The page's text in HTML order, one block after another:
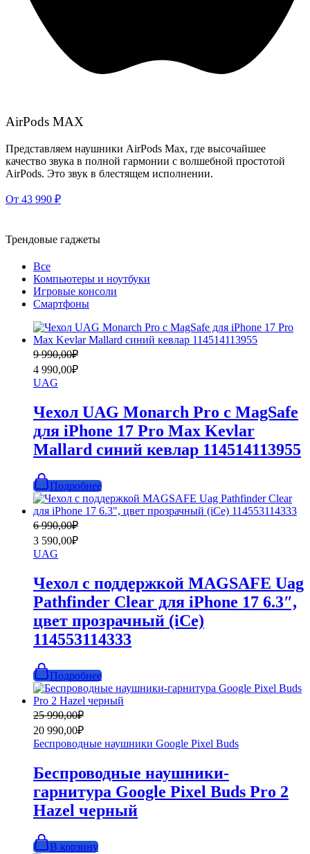
AirPods MAX
Представляем наушники AirPods Max, где высочайшее
качество звука в полной гармонии с волшебной простотой
AirPods. Это звук в блестящем исполнении.
От 43 990 ₽
Трендовые гаджеты
Все
Компьютеры и ноутбуки
Игровые консоли
Смартфоны
9 990,00₽
Первоначальная
цена
составляла
9
990,00₽.
4 990,00₽
Текущая
цена:
4
UAG
Чехол UAG Monarch Pro с MagSafe
для iPhone 17 Pro Max Kevlar
Mallard синий кевлар 114514113955
Подробнее
6 990,00₽
Первоначальная
цена
составляла
6
990,00₽.
3 590,00₽
Текущая
цена:
3
590,00₽.
UAG
Чехол с поддержкой MAGSAFE Uag
Pathfinder Clear для iPhone 17 6.3″,
цвет прозрачный (iCe)
114553114333
Подробнее
25 990,00₽
Первоначальная
цена
составляла
25
990,00₽.
20 990,00₽
Текущая
цена:
20
990,00₽.
Беспроводные наушники Google Pixel Buds
Беспроводные наушники-
гарнитура Google Pixel Buds Pro 2
Hazel черный
В корзину